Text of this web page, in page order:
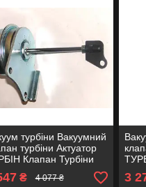
турбіни Вакуумний
турбіни Актуатор
Клапан Турбіни
VW 2.5D
₴ 4 077 ₴ 3